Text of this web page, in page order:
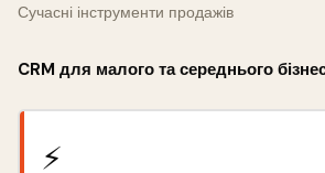
Сучасні інструменти продажів
CRM для малого та середнього
⚡